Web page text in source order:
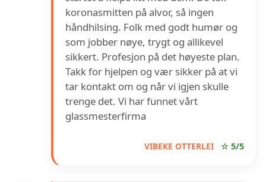
koronasmitten på alvor, så ingen
håndhilsing. Folk med godt humør og
som jobber nøye, trygt og allikevel
sikkert. Profesjon på det høyeste plan.
Takk for hjelpen og vær sikker på at vi
tar kontakt om og når vi igjen skulle
trenge det. Vi har funnet vårt
glassmesterfirma
VIBEKE OTTERLEI ☆ 5/5